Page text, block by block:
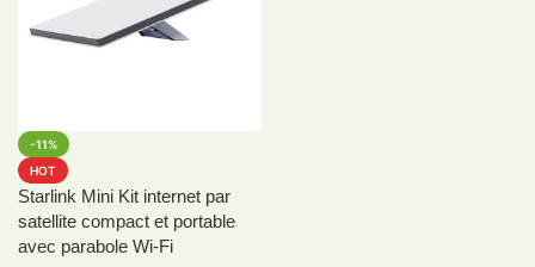
-11%
HOT
Starlink Mini Kit internet par
satellite compact et portable
avec parabole Wi-Fi